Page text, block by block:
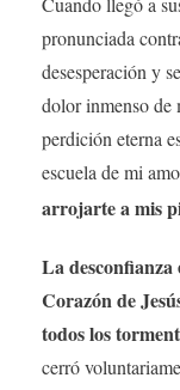
pronunciada
desesperación y
dolor inmenso de
perdición eterna
escuela de mi
arrojarte a mis
La desconfianza
Corazón de
todos los
cerró